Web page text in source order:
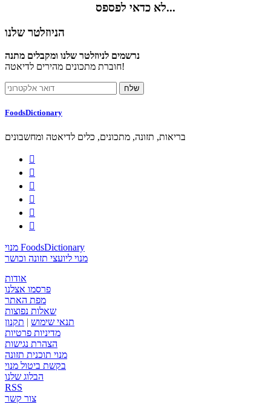
לא כדאי לפספס...
הניוזלטר שלנו
נרשמים לניוזלטר שלנו ומקבלים מתנה
חוברת מתכונים מהירים לדיאטה!
FoodsDictionary
בריאות, תזונה, מתכונים, כלים לדיאטה ומחשבונים






מנוי FoodsDictionary
מנוי ליועצי תזונה וכושר
אודות
פרסמו אצלנו
מפת האתר
שאלות נפוצות
תנאי שימוש | תקנון
מדיניות פרטיות
הצהרת נגישות
מנוי תוכנית תזונה
בקשת ביטול מנוי
הבלוג שלנו
RSS
צור קשר